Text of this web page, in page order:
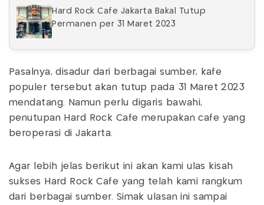
Hard Rock Cafe Jakarta Bakal Tutup
Permanen per 31 Maret 2023
Pasalnya, disadur dari berbagai sumber, kafe
populer tersebut akan tutup pada 31 Maret 2023
mendatang. Namun perlu digaris bawahi,
penutupan Hard Rock Cafe merupakan cafe yang
beroperasi di Jakarta.
Agar lebih jelas berikut ini akan kami ulas kisah
sukses Hard Rock Cafe yang telah kami rangkum
dari berbagai sumber. Simak ulasan ini sampai